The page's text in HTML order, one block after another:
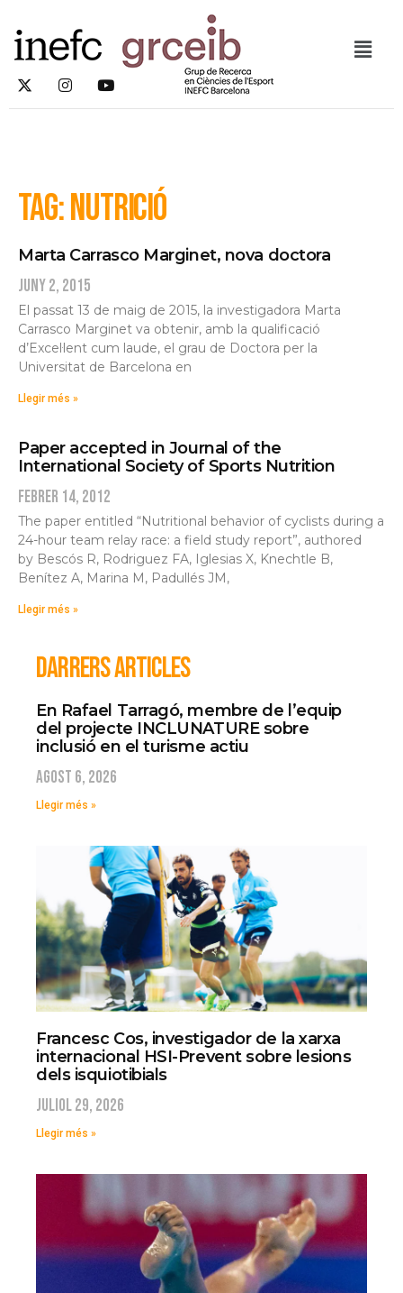
Tag: nutrició
Marta Carrasco Marginet, nova doctora
juny 2, 2015
El passat 13 de maig de 2015, la investigadora Marta
Carrasco Marginet va obtenir, amb la qualificació
d’Excel·lent cum laude, el grau de Doctora per la
Universitat de Barcelona en
Llegir més »
Paper accepted in Journal of the
International Society of Sports Nutrition
febrer 14, 2012
The paper entitled “Nutritional behavior of cyclists during a
24-hour team relay race: a field study report”, authored
by Bescós R, Rodriguez FA, Iglesias X, Knechtle B,
Benítez A, Marina M, Padullés JM,
Llegir més »
DARRERS ARTICLES
En Rafael Tarragó, membre de l’equip
del projecte INCLUNATURE sobre
inclusió en el turisme actiu
agost 6, 2026
Llegir més »
Francesc Cos, investigador de la xarxa
internacional HSI-Prevent sobre lesions
dels isquiotibials
juliol 29, 2026
Llegir més »